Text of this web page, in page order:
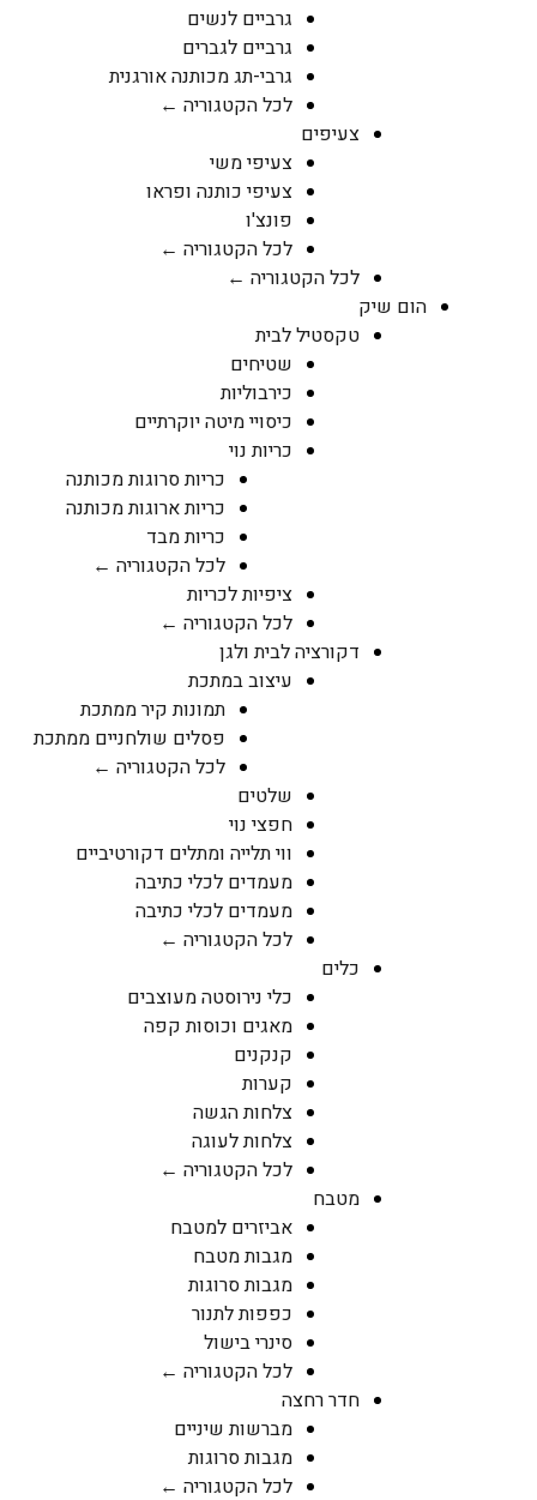
גרביים לנשים
גרביים לגברים
גרבי-תג מכותנה אורגנית
לכל הקטגוריה ←
צעיפים
צעיפי משי
צעיפי כותנה ופראו
פונצ'ו
לכל הקטגוריה ←
לכל הקטגוריה ←
הום שיק
טקסטיל לבית
שטיחים
כירבוליות
כיסויי מיטה יוקרתיים
כריות נוי
כריות סרוגות מכותנה
כריות ארוגות מכותנה
כריות מבד
לכל הקטגוריה ←
ציפיות לכריות
לכל הקטגוריה ←
דקורציה לבית ולגן
עיצוב במתכת
תמונות קיר ממתכת
פסלים שולחניים ממתכת
לכל הקטגוריה ←
שלטים
חפצי נוי
ווי תלייה ומתלים דקורטיביים
מעמדים לכלי כתיבה
מעמדים לכלי כתיבה
לכל הקטגוריה ←
כלים
כלי נירוסטה מעוצבים
מאגים וכוסות קפה
קנקנים
קערות
צלחות הגשה
צלחות לעוגה
לכל הקטגוריה ←
מטבח
אביזרים למטבח
מגבות מטבח
מגבות סרוגות
כפפות לתנור
סינרי בישול
לכל הקטגוריה ←
חדר רחצה
מברשות שיניים
מגבות סרוגות
לכל הקטגוריה ←